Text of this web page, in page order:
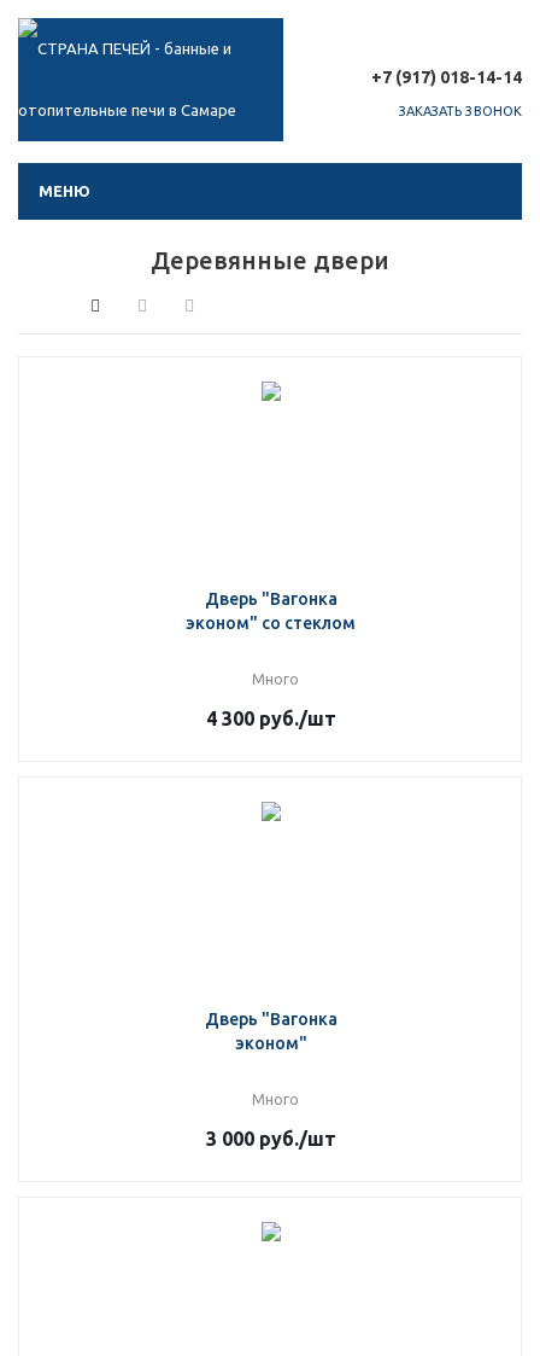
+7 (917) 018-14-14
ЗАКАЗАТЬ ЗВОНОК
МЕНЮ
Деревянные двери
Дверь "Вагонка
эконом" со стеклом
Много
4 300руб./шт
Дверь "Вагонка
эконом"
Много
3 000руб./шт